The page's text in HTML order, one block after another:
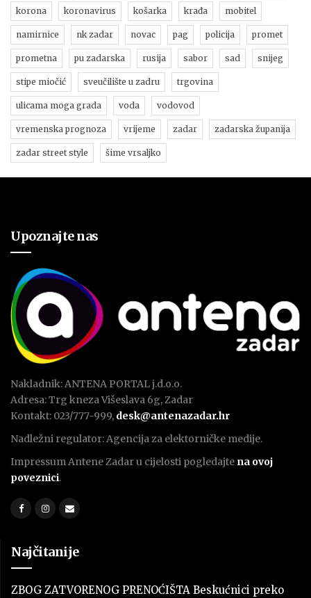
korona koronavirus košarka krađa mobitel
namirnice nk zadar novac pag policija promet
prometna pu zadarska rusija sabor sad snijeg
stipe miočić sveučilište u zadru trgovina
ulicama moga grada voda vodovod
vremenska prognoza vrijeme zadar zadarska županija
zadar street style šime vrsaljko
Upoznajte nas
Nakladnik: ANTENA PORTAL j.d.o.o.
Adresa: Trg kneza Višeslava 6g, Zadar
Kontakt: 023/777-999, desk@antenazadar.hr
Nadležni regulator: Agencija za elektorničke medije.
Impressum Antene Zadar u cijelosti pogledajte na ovoj
poveznici.
Najčitanije
ZBOG ZATVORENOG PRENOĆIŠTA Beskućnici preko